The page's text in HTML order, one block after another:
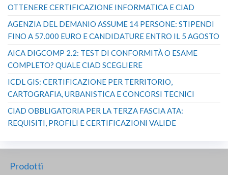
OTTENERE CERTIFICAZIONE INFORMATICA E CIAD
AGENZIA DEL DEMANIO ASSUME 14 PERSONE: STIPENDI
FINO A 57.000 EURO E CANDIDATURE ENTRO IL 5 AGOSTO
AICA DIGCOMP 2.2: TEST DI CONFORMITÀ O ESAME
COMPLETO? QUALE CIAD SCEGLIERE
ICDL GIS: CERTIFICAZIONE PER TERRITORIO,
CARTOGRAFIA, URBANISTICA E CONCORSI TECNICI
CIAD OBBLIGATORIA PER LA TERZA FASCIA ATA:
REQUISITI, PROFILI E CERTIFICAZIONI VALIDE
Prodotti